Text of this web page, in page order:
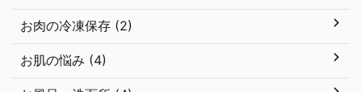
お肉の冷凍保存 (2)
お肌の悩み (4)